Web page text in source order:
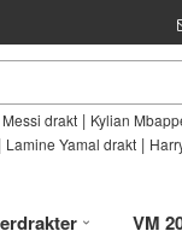
drakt | Kylian
| Lamine Yamal drakt |
VM